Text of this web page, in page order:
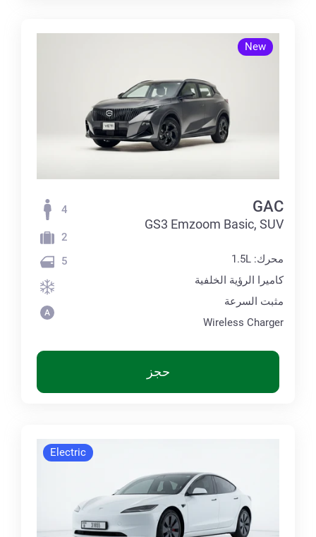
New
GAC
GS3 Emzoom Basic, SUV
محرك: 1.5L
كاميرا الرؤية الخلفية
مثبت السرعة
Wireless Charger
4
2
5
حجز
Electric